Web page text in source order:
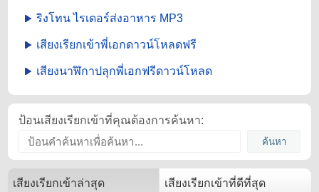
ริงโทน ไรเดอร์ส่งอาหาร MP3
เสียงเรียกเข้าพี่เอกดาวน์โหลดฟรี
เสียงนาฬิกาปลุกพี่เอกฟรีดาวน์โหลด
ป้อนเสียงเรียกเข้าที่คุณต้องการค้นหา:
เสียงเรียกเข้าล่าสุด เสียงเรียกเข้าที่ดีที่สุด